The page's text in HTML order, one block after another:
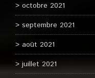
octobre 2021
septembre 2021
août 2021
juillet 2021